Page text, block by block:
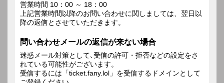
営業時間 10：00 ～ 18：00
上記営業時間以降のお問い合わせに関しましては、翌日以
降の返信とさせていただきます。
問い合わせメールの返信が来ない場合
迷惑メール対策として､受信の許可・拒否などの設定をさ
れている可能性がございます。
受信するには「ticket.fany.lol」を受信するドメインとして